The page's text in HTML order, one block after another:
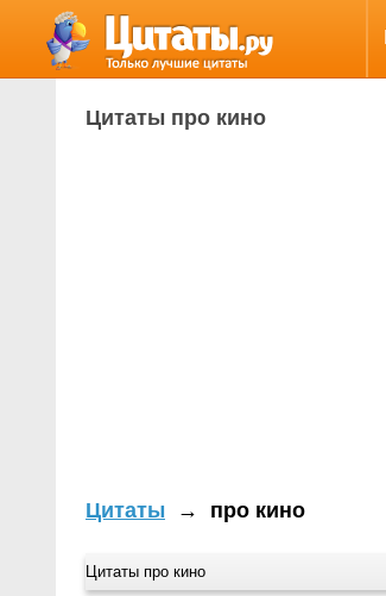
Цитаты про кино
Цитаты → про кино
Цитаты про кино